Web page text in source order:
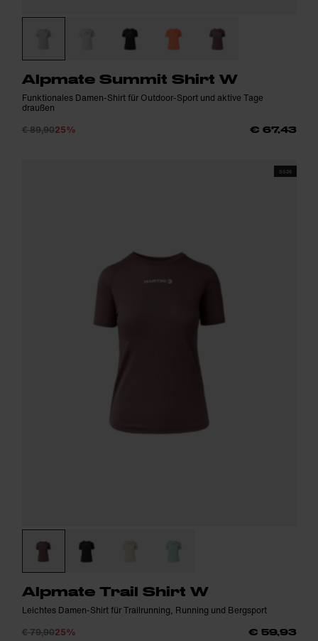
Alpmate Summit Shirt W
Funktionales Damen-Shirt für Outdoor-Sport und aktive Tage
draußen
€ 89,9025% € 67,43
SS26
Alpmate Trail Shirt W
Leichtes Damen-Shirt für Trailrunning, Running und Bergsport
€ 79,9025% € 59,93